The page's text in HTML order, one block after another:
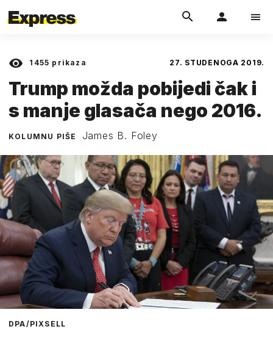
1455 prikaza 27. STUDENOGA 2019.
Trump možda pobijedi čak i
s manje glasača nego 2016.
KOLUMNU PIŠE James B. Foley
DPA/PIXSELL